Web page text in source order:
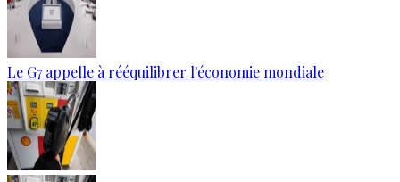
Le G7 appelle à rééquilibrer l'économie mondiale